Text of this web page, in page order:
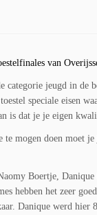
van
categorie jeugd in de
speciale eisen
is dat je je eigen
te mogen doen moet
Boertje,
hebben het zeer
Danique werd hier